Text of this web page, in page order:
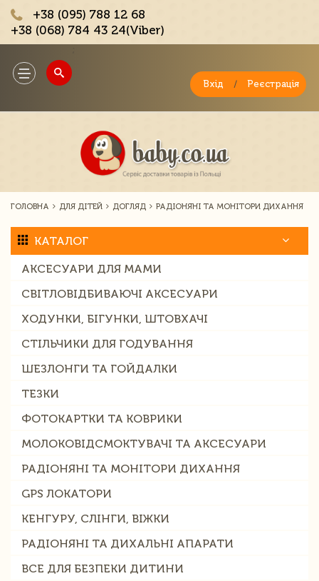
+38 (095) 788 12 68
+38 (068) 784 43 24(Viber)
Toggle
navigation
Вхід / Реєстрація
ГОЛОВНА ДЛЯ ДІТЕЙ ДОГЛЯД РАДІОНЯНІ ТА МОНІТОРИ ДИХАННЯ
КАТАЛОГ
АКСЕСУАРИ ДЛЯ МАМИ
СВІТЛОВІДБИВАЮЧІ АКСЕСУАРИ
ХОДУНКИ, БІГУНКИ, ШТОВХАЧІ
СТІЛЬЧИКИ ДЛЯ ГОДУВАННЯ
ШЕЗЛОНГИ ТА ГОЙДАЛКИ
ТЕЗКИ
ФОТОКАРТКИ ТА КОВРИКИ
МОЛОКОВІДСМОКТУВАЧІ ТА АКСЕСУАРИ
РАДІОНЯНІ ТА МОНІТОРИ ДИХАННЯ
GPS ЛОКАТОРИ
КЕНГУРУ, СЛІНГИ, ВІЖКИ
РАДІОНЯНІ ТА ДИХАЛЬНІ АПАРАТИ
ВСЕ ДЛЯ БЕЗПЕКИ ДИТИНИ